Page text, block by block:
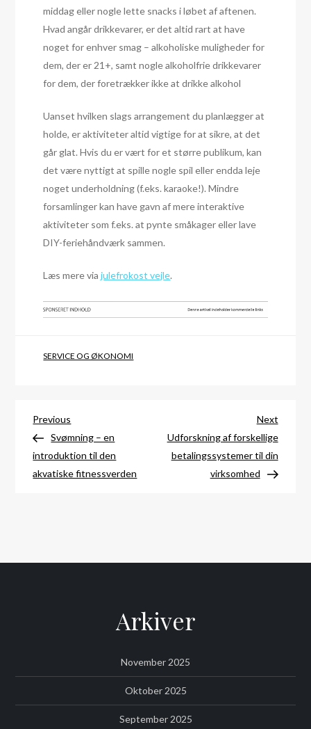
middag eller nogle lette snacks i løbet af aftenen.
Hvad angår drikkevarer, er det altid rart at have
noget for enhver smag – alkoholiske muligheder for
dem, der er 21+, samt nogle alkoholfrie drikkevarer
for dem, der foretrækker ikke at drikke alkohol
Uanset hvilken slags arrangement du planlægger at
holde, er aktiviteter altid vigtige for at sikre, at det
går glat. Hvis du er vært for et større publikum, kan
det være nyttigt at spille nogle spil eller endda leje
noget underholdning (f.eks. karaoke!). Mindre
forsamlinger kan have gavn af mere interaktive
aktiviteter som f.eks. at pynte småkager eller lave
DIY-feriehåndværk sammen.
Læs mere viajulefrokost vejle.
SERVICE OG ØKONOMI
Indlægsnavigation
Previous
Post
Previous
Svømning – en
introduktion til den
akvatiske fitnessverden
Next
Post
Next
Udforskning af forskellige
betalingssystemer til din
virksomhed
Arkiver
November 2025
Oktober 2025
September 2025